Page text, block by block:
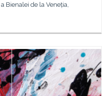
Bienalei de la Veneția,